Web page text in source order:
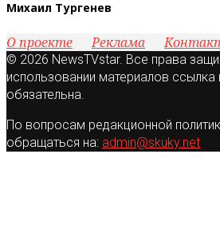
Михаил Тургенев
О проекте Реклама
© 2026 NewsTVstar. Все права
использовании материалов ссылка
обязательна.
По вопросам редакционной
обращаться на: admin@skuky.net